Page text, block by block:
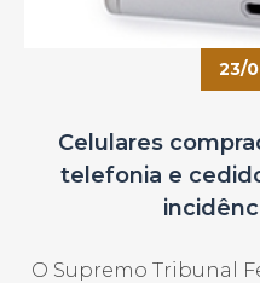
23/
Celulares
telefonia e
O Supremo Tribunal